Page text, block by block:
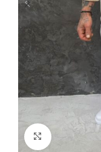
Увеличи